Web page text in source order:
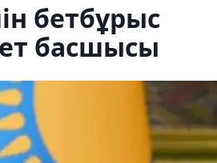
бетбұрыс
басшысы